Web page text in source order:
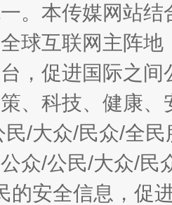
。本传媒网站
球互联网主阵
，促进国际之
、科技、健康
/大众/民众/全
众/公民/大众/民
的安全信息，促